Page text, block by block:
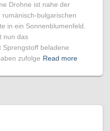
Drohne ist nahe der
bulgarischen
in ein Sonnenblumenfeld.
nun das
Sprengstoff beladene
zufolge Read more